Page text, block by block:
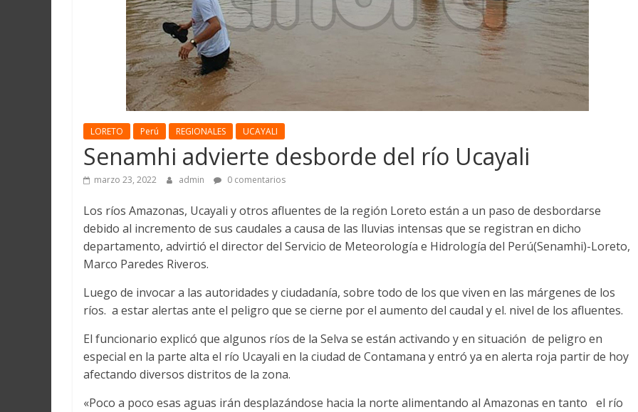
LORETO Perú REGIONALES UCAYALI
Senamhi advierte desborde del río Ucayali
marzo 23, 2022 admin 0 comentarios
Los ríos Amazonas, Ucayali y otros afluentes de la región Loreto están a un paso de desbordarse
debido al incremento de sus caudales a causa de las lluvias intensas que se registran en dicho
departamento, advirtió el director del Servicio de Meteorología e Hidrología del Perú(Senamhi)-Loreto,
Marco Paredes Riveros.
Luego de invocar a las autoridades y ciudadanía, sobre todo de los que viven en las márgenes de los
ríos. a estar alertas ante el peligro que se cierne por el aumento del caudal y el. nivel de los afluentes.
El funcionario explicó que algunos ríos de la Selva se están activando y en situación de peligro en
especial en la parte alta el río Ucayali en la ciudad de Contamana y entró ya en alerta roja partir de hoy
afectando diversos distritos de la zona.
«Poco a poco esas aguas irán desplazándose hacia la norte alimentando al Amazonas en tanto el río